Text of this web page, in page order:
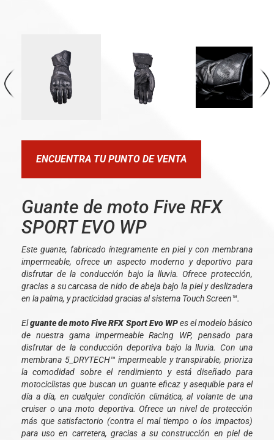
ENCUENTRA TU PUNTO DE VENTA
Guante de moto Five RFX
SPORT EVO WP
Este guante, fabricado íntegramente en piel y con membrana
impermeable, ofrece un aspecto moderno y deportivo para
disfrutar de la conducción bajo la lluvia. Ofrece protección,
gracias a su carcasa de nido de abeja bajo la piel y deslizadera
en la palma, y ​​practicidad gracias al sistema Touch Screen™.
Elguante de moto Five RFX Sport Evo WPes el modelo básico
de nuestra gama impermeable Racing WP, pensado para
disfrutar de la conducción deportiva bajo la lluvia. Con una
membrana 5_DRYTECH™ impermeable y transpirable, prioriza
la comodidad sobre el rendimiento y está diseñado para
motociclistas que buscan un guante eficaz y asequible para el
día a día, en cualquier condición climática, al volante de una
cruiser o una moto deportiva. Ofrece un nivel de protección
más que satisfactorio (contra el mal tiempo o los impactos)
para uso en carretera, gracias a su construcción en piel de